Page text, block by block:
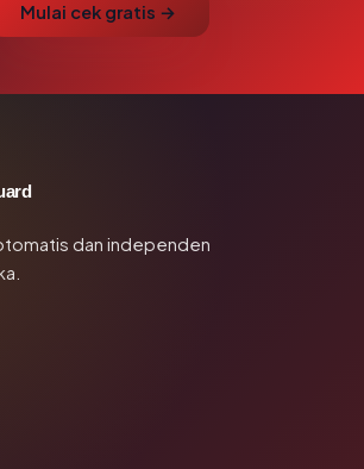
Mulai cek gratis →
dan independen